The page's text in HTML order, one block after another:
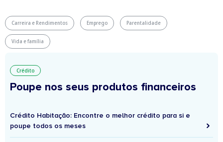
Carreira e Rendimentos Emprego Parentalidade
Vida e família
Crédito
Poupe nos seus produtos financeiros
Crédito Habitação: Encontre o melhor crédito para si e
poupe todos os meses